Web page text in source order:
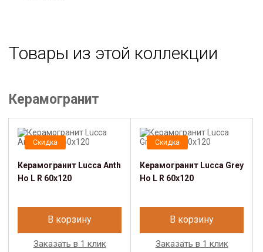
Товары из этой коллекции
Керамогранит
Скидка
Керамогранит Lucca Anth
Ho L R 60x120
В корзину
Заказать в 1 клик
Скидка
Керамогранит Lucca Grey
Ho L R 60x120
В корзину
Заказать в 1 клик